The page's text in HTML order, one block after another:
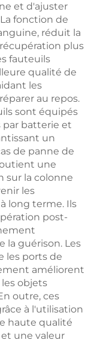
et d'ajuster
fonction de
réduit la
plus
fauteuils
qualité de
les
au repos.
sont équipés
par batterie et
un
de panne de
une
sur la colonne
les
long terme. Ils
post-
la guérison. Les
les ports de
améliorent
objets
outre, ces
à l'utilisation
haute qualité
une valeur